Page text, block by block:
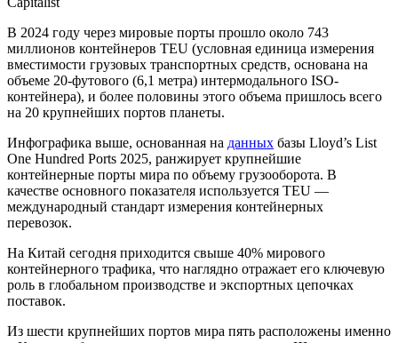
В 2024 году через мировые порты прошло около 743
миллионов контейнеров TEU (условная единица измерения
вместимости грузовых транспортных средств, основана на
объеме 20-футового (6,1 метра) интермодального ISO-
контейнера), и более половины этого объема пришлось всего
на 20 крупнейших портов планеты.
Инфографика выше, основанная на данных базы Lloyd’s List
One Hundred Ports 2025, ранжирует крупнейшие
контейнерные порты мира по объему грузооборота. В
качестве основного показателя используется TEU —
международный стандарт измерения контейнерных
перевозок.
На Китай сегодня приходится свыше 40% мирового
контейнерного трафика, что наглядно отражает его ключевую
роль в глобальном производстве и экспортных цепочках
поставок.
Из шести крупнейших портов мира пять расположены именно